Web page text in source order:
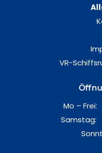
VR-
Mo – Frei:
Samstag: